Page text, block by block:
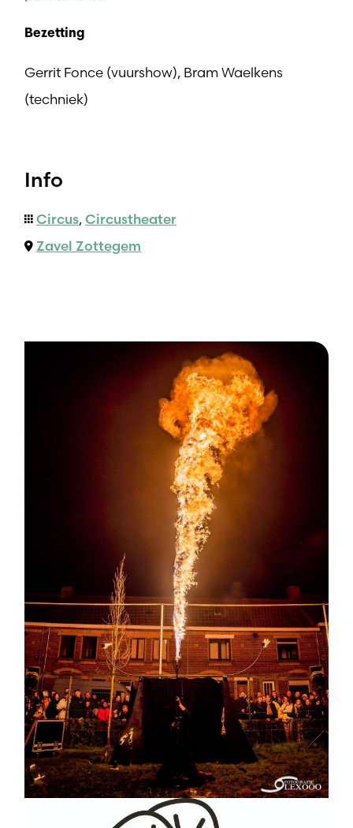
Bezetting
Gerrit Fonce (vuurshow), Bram Waelkens
(techniek)
Info
Circus,Circustheater
Zavel Zottegem